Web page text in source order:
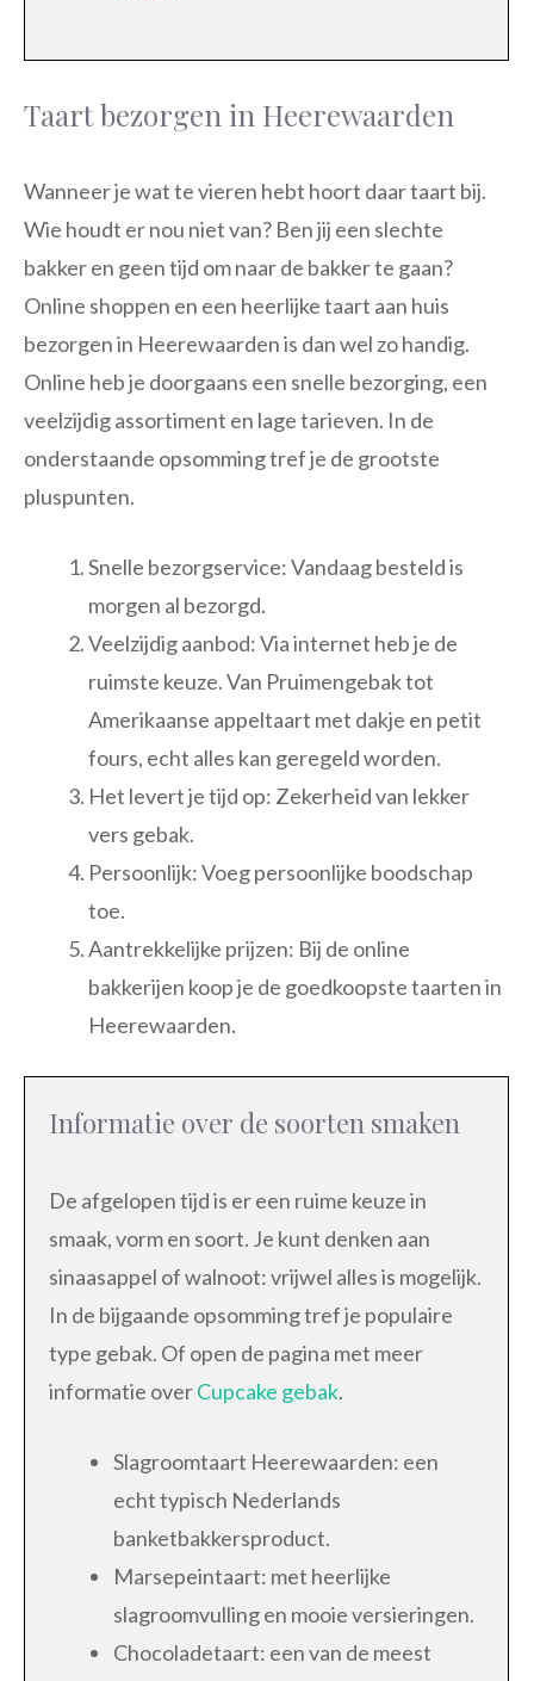
Taart bezorgen in Heerewaarden
Wanneer je wat te vieren hebt hoort daar taart bij.
Wie houdt er nou niet van? Ben jij een slechte
bakker en geen tijd om naar de bakker te gaan?
Online shoppen en een heerlijke taart aan huis
bezorgen in Heerewaarden is dan wel zo handig.
Online heb je doorgaans een snelle bezorging, een
veelzijdig assortiment en lage tarieven. In de
onderstaande opsomming tref je de grootste
pluspunten.
Snelle bezorgservice: Vandaag besteld is
morgen al bezorgd.
Veelzijdig aanbod: Via internet heb je de
ruimste keuze. Van Pruimengebak tot
Amerikaanse appeltaart met dakje en petit
fours, echt alles kan geregeld worden.
Het levert je tijd op: Zekerheid van lekker
vers gebak.
Persoonlijk: Voeg persoonlijke boodschap
toe.
Aantrekkelijke prijzen: Bij de online
bakkerijen koop je de goedkoopste taarten in
Heerewaarden.
Informatie over de soorten smaken
De afgelopen tijd is er een ruime keuze in
smaak, vorm en soort. Je kunt denken aan
sinaasappel of walnoot: vrijwel alles is mogelijk.
In de bijgaande opsomming tref je populaire
type gebak. Of open de pagina met meer
informatie overCupcake gebak.
Slagroomtaart Heerewaarden: een
echt typisch Nederlands
banketbakkersproduct.
Marsepeintaart: met heerlijke
slagroomvulling en mooie versieringen.
Chocoladetaart: een van de meest